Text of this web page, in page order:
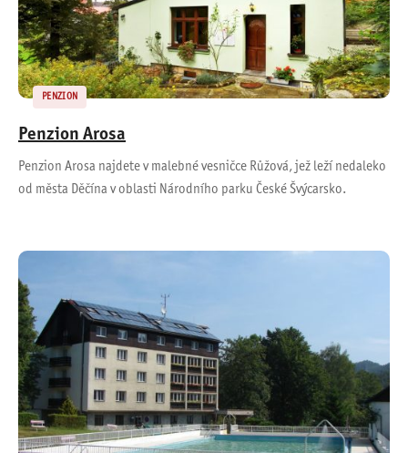
PENZION
Penzion Arosa
Penzion Arosa najdete v malebné vesničce Růžová, jež leží nedaleko
od města Děčína v oblasti Národního parku České Švýcarsko.